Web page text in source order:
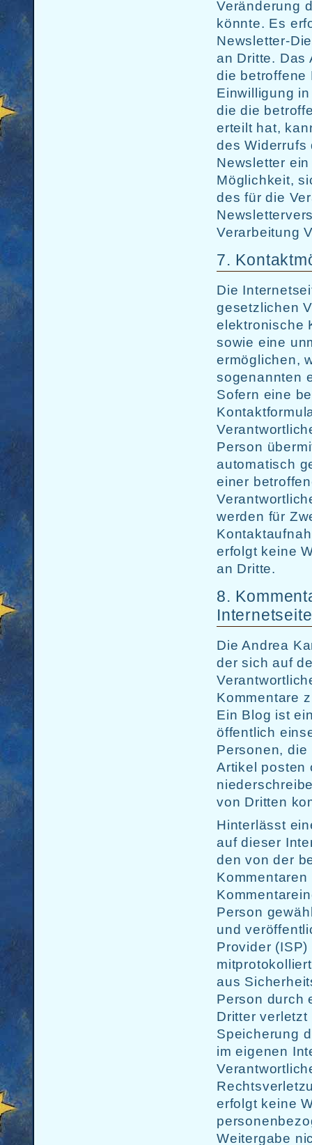
Veränderung
könnte. Es
Newsletter-
an Dritte. Das
die betroffene
Einwilligung
die die
erteilt hat,
des Widerrufs
Newsletter
Möglichkeit,
des für die
Verarbeitung
7.
Die
gesetzlichen
elektronische
sowie eine
ermöglichen,
sogenannten
Sofern eine
Person
automatisch
einer
werden für
erfolgt keine
an Dritte.
8.
Internetseite
Die Andrea
der sich auf
Kommentare
Ein Blog ist
öffentlich
Personen, die
Artikel posten
von Dritten
Hinterlässt
auf dieser
den von der
Person
und
Provider
aus
Person durch
Dritter
Speicherung
im eigenen
erfolgt keine
Weitergabe